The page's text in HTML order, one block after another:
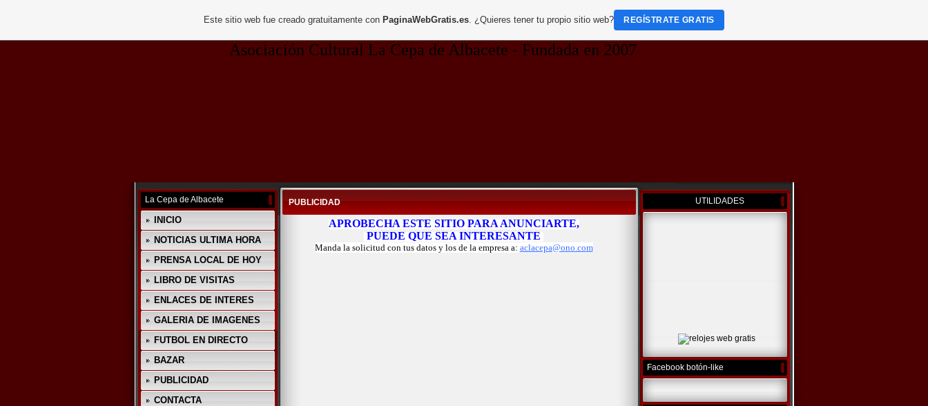
Asociación Cultural La Cepa de Albacete - Fundada en 2007
La Cepa de Albacete
INICIO
NOTICIAS ULTIMA HORA
PRENSA LOCAL DE HOY
LIBRO DE VISITAS
ENLACES DE INTERES
GALERIA DE IMAGENES
FUTBOL EN DIRECTO
BAZAR
PUBLICIDAD
CONTACTA
PUBLICIDAD
APROBECHA ESTE SITIO PARA ANUNCIARTE,
PUEDE QUE SEA INTERESANTE
Manda la solicitud con tus datos y los de la empresa a: aclacepa@ono.com
UTILIDADES
Facebook botón-like
Este sitio web fue creado gratuitamente con PaginaWebGratis.es. ¿Quieres tener tu propio sitio web? REGÍSTRATE GRATIS